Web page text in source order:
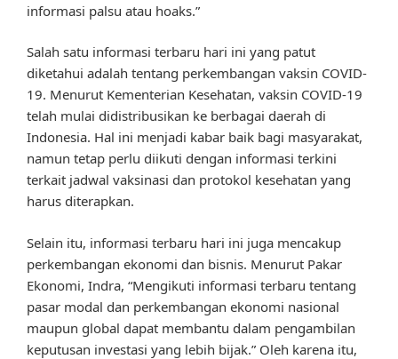
informasi palsu atau hoaks.”
Salah satu informasi terbaru hari ini yang patut
diketahui adalah tentang perkembangan vaksin COVID-
19. Menurut Kementerian Kesehatan, vaksin COVID-19
telah mulai didistribusikan ke berbagai daerah di
Indonesia. Hal ini menjadi kabar baik bagi masyarakat,
namun tetap perlu diikuti dengan informasi terkini
terkait jadwal vaksinasi dan protokol kesehatan yang
harus diterapkan.
Selain itu, informasi terbaru hari ini juga mencakup
perkembangan ekonomi dan bisnis. Menurut Pakar
Ekonomi, Indra, “Mengikuti informasi terbaru tentang
pasar modal dan perkembangan ekonomi nasional
maupun global dapat membantu dalam pengambilan
keputusan investasi yang lebih bijak.” Oleh karena itu,